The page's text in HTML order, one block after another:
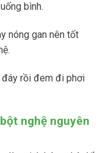
bình.
nóng gan nên tốt
đáy rồi đem đi phơi
nghệ nguyên